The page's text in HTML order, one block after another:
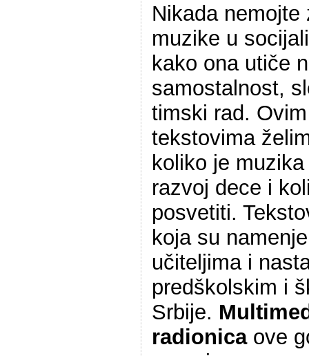
Nikada
muzike u
kako ona utiče
samostalnost,
timski rad.
tekstovima
koliko je
razvoj dece i
posvetiti.
koja su
učiteljima i
predškolskim i
Srbije.
radionicaove